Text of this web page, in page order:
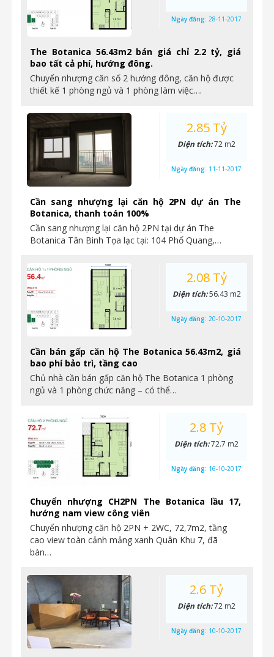
The Botanica 56.43m2 bán giá chỉ 2.2 tỷ, giá
bao tất cả phí, hướng đông.
Chuyển nhượng căn số 2 hướng đông, căn hộ được
thiết kế 1 phòng ngủ và 1 phòng làm việc….
Ngày đăng: 28-11-2017
Cần sang nhượng lại căn hộ 2PN dự án The
Botanica, thanh toán 100%
Cần sang nhượng lại căn hộ 2PN tại dự án The
Botanica Tân Bình Tọa lạc tại: 104 Phổ Quang,…
2.85 Tỷ
Diện tích:72 m2
Ngày đăng: 11-11-2017
Cần bán gấp căn hộ The Botanica 56.43m2, giá
bao phí bảo trì, tầng cao
Chủ nhà cần bán gấp căn hộ The Botanica 1 phòng
ngủ và 1 phòng chức năng – có thể…
2.08 Tỷ
Diện tích:56.43 m2
Ngày đăng: 20-10-2017
Chuyển nhượng CH2PN The Botanica lầu 17,
hướng nam view công viên
Chuyển nhượng căn hộ 2PN + 2WC, 72,7m2, tầng
cao view toàn cảnh mảng xanh Quân Khu 7, đã
bàn…
2.8 Tỷ
Diện tích:72.7 m2
Ngày đăng: 16-10-2017
2.6 Tỷ
Diện tích:72 m2
Ngày đăng: 10-10-2017